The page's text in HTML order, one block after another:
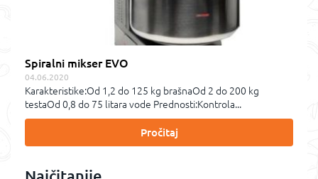
Spiralni mikser EVO
04.06.2020
Karakteristike:Od 1,2 do 125 kg brašnaOd 2 do 200 kg
testaOd 0,8 do 75 litara vode Prednosti:Kontrola...
Pročitaj